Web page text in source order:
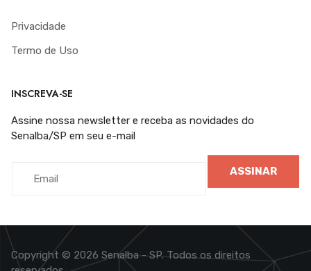
Privacidade
Termo de Uso
INSCREVA-SE
Assine nossa newsletter e receba as novidades do
Senalba/SP em seu e-mail
ASSINAR
Copyright © 2026 Senalba - SP. Todos os direitos